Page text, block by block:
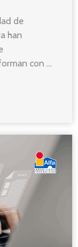
de
han
con ...